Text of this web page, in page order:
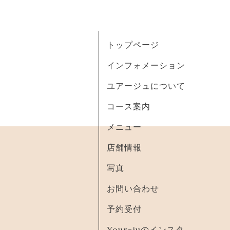
トップページ
インフォメーション
ユアージュについて
コース案内
メニュー
店舗情報
写真
お問い合わせ
予約受付